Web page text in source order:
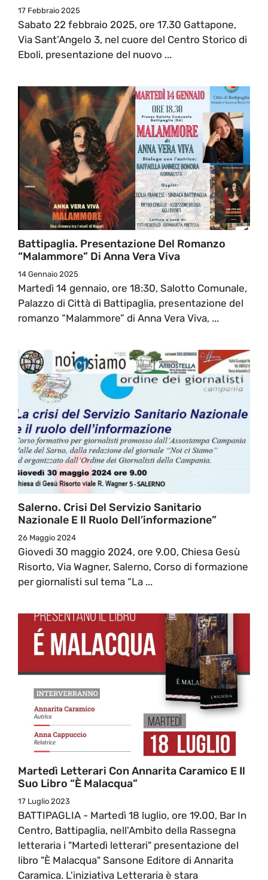
17 Febbraio 2025
Sabato 22 febbraio 2025, ore 17.30 Gattapone,
Via Sant’Angelo 3, nel cuore del Centro Storico di
Eboli, presentazione del nuovo ...
Battipaglia. Presentazione Del Romanzo
“Malammore” Di Anna Vera Viva
14 Gennaio 2025
Martedì 14 gennaio, ore 18:30, Salotto Comunale,
Palazzo di Città di Battipaglia, presentazione del
romanzo “Malammore” di Anna Vera Viva, ...
Salerno. Crisi Del Servizio Sanitario
Nazionale E Il Ruolo Dell’informazione”
26 Maggio 2024
Giovedi 30 maggio 2024, ore 9.00, Chiesa Gesù
Risorto, Via Wagner, Salerno, Corso di formazione
per giornalisti sul tema “La ...
Martedì Letterari Con Annarita Caramico E Il
Suo Libro “È Malacqua”
17 Luglio 2023
BATTIPAGLIA - Martedì 18 luglio, ore 19.00, Bar In
Centro, Battipaglia, nell'Ambito della Rassegna
letteraria i "Martedì letterari" presentazione del
libro "È Malacqua" Sansone Editore di Annarita
Caramica. L'iniziativa Letteraria è stara